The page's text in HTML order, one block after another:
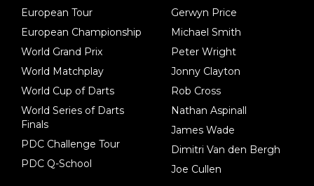
European Tour
European Championship
World Grand Prix
World Matchplay
World Cup of Darts
World Series of Darts
Finals
PDC Challenge Tour
PDC Q-School
Gerwyn Price
Michael Smith
Peter Wright
Jonny Clayton
Rob Cross
Nathan Aspinall
James Wade
Dimitri Van den Bergh
Joe Cullen